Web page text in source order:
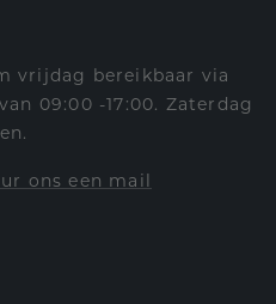
vrijdag bereikbaar via
09:00 -17:00. Zaterdag
ons een mail